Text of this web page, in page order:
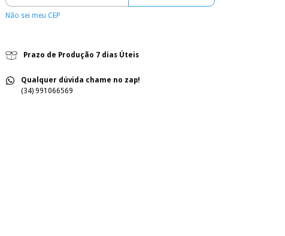
Não sei meu CEP
Prazo de Produção 7 dias Úteis
Qualquer dúvida chame no zap!
(34) 991066569